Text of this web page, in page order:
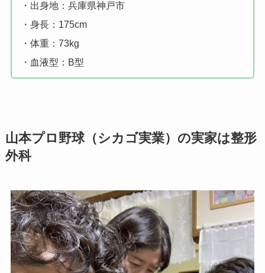
・出身地：兵庫県神戸市
・身長：175cm
・体重：73kg
・血液型：B型
山本プロ野球（シカゴ実業）の実家は整形
外科